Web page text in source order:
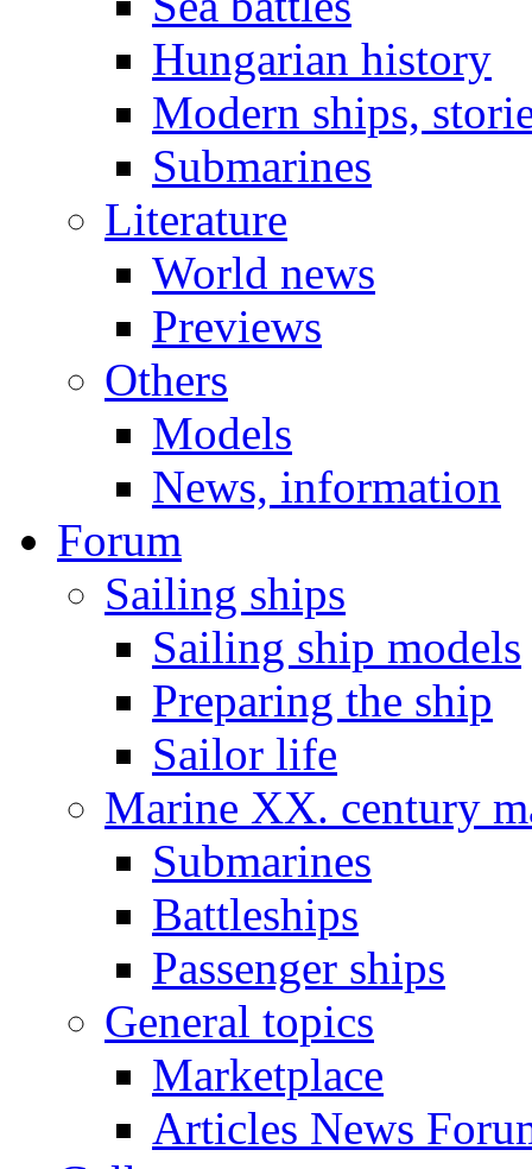
Hungarian history
Modern ships,
Submarines
Literature
World news
Previews
Others
Models
News, information
Forum
Sailing ships
Sailing ship models
Preparing the ship
Sailor life
Marine XX. century
Submarines
Battleships
Passenger ships
General topics
Marketplace
Articles News